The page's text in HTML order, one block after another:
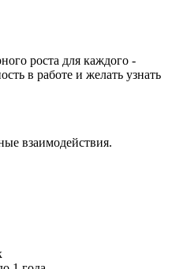
роста для каждого -
в работе и желать узнать
взаимодействия.